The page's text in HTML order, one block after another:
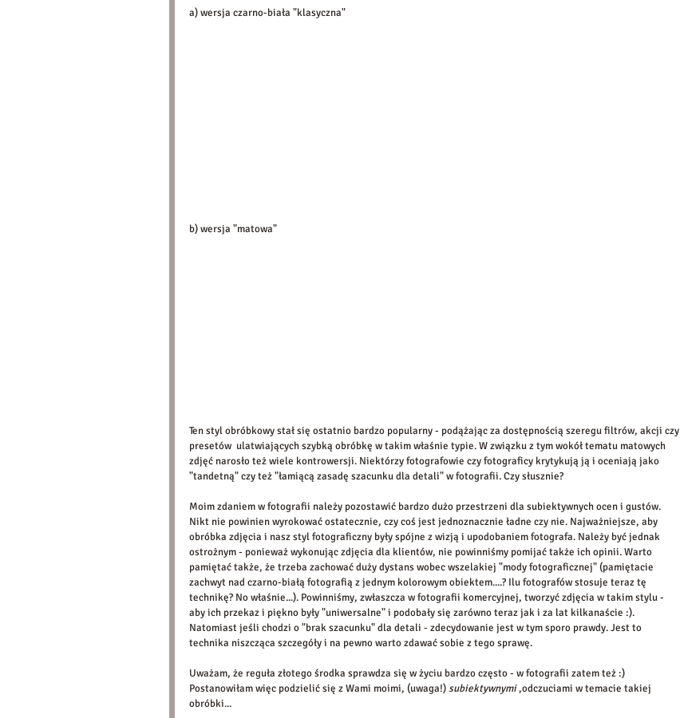
a) wersja czarno-biała "klasyczna"
b) wersja "matowa"
Ten styl obróbkowy stał się ostatnio bardzo popularny - podążając za dostępnością szeregu filtrów, akcji czy
presetów  ulatwiających szybką obróbkę w takim właśnie typie. W związku z tym wokół tematu matowych
zdjęć narosło też wiele kontrowersji. Niektórzy fotografowie czy fotograficy krytykują ją i oceniają jako
"tandetną" czy też "łamiącą zasadę szacunku dla detali" w fotografii. Czy słusznie?
Moim zdaniem w fotografii należy pozostawić bardzo dużo przestrzeni dla subiektywnych ocen i gustów.
Nikt nie powinien wyrokować ostatecznie, czy coś jest jednoznacznie ładne czy nie. Najważniejsze, aby
obróbka zdjęcia i nasz styl fotograficzny były spójne z wizją i upodobaniem fotografa. Należy być jednak
ostrożnym - ponieważ wykonując zdjęcia dla klientów, nie powinniśmy pomijać także ich opinii. Warto
pamiętać także, że trzeba zachować duży dystans wobec wszelakiej "mody fotograficznej" (pamiętacie
zachwyt nad czarno-białą fotografią z jednym kolorowym obiektem....? Ilu fotografów stosuje teraz tę
technikę? No właśnie...). Powinniśmy, zwłaszcza w fotografii komercyjnej, tworzyć zdjęcia w takim stylu -
aby ich przekaz i piękno były "uniwersalne" i podobały się zarówno teraz jak i za lat kilkanaście :).
Natomiast jeśli chodzi o "brak szacunku" dla detali - zdecydowanie jest w tym sporo prawdy. Jest to
technika niszcząca szczegóły i na pewno warto zdawać sobie z tego sprawę.
Uważam, że reguła złotego środka sprawdza się w życiu bardzo często - w fotografii zatem też :)
Postanowiłam więc podzielić się z Wami moimi, (uwaga!) subiektywnymi ,odczuciami w temacie takiej
obróbki...